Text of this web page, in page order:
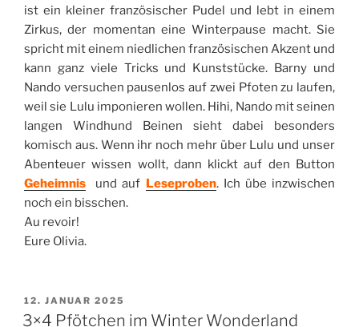
ist ein kleiner französischer Pudel und lebt in einem
Zirkus, der momentan eine Winterpause macht. Sie
spricht mit einem niedlichen französischen Akzent und
kann ganz viele Tricks und Kunststücke. Barny und
Nando versuchen pausenlos auf zwei Pfoten zu laufen,
weil sie Lulu imponieren wollen. Hihi, Nando mit seinen
langen Windhund Beinen sieht dabei besonders
komisch aus. Wenn ihr noch mehr über Lulu und unser
Abenteuer wissen wollt, dann klickt auf den Button
Geheimnis und auf Leseproben. Ich übe inzwischen
noch ein bisschen.
Au revoir!
Eure Olivia.
VERÖFFENTLICHT
AM
12. JANUAR 2025
3×4 Pfötchen im Winter Wonderland